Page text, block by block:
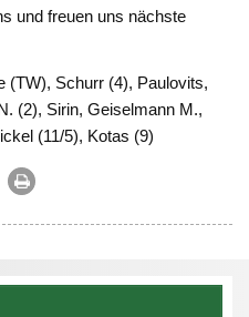
und freuen uns nächste
(TW), Schurr (4), Paulovits,
(2), Sirin, Geiselmann M.,
(11/5), Kotas (9)